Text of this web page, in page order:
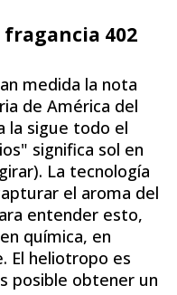
fragancia 402
medida la nota
de América del
la sigue todo el
significa sol en
La tecnología
el aroma del
entender esto,
química, en
El heliotropo es
posible obtener un